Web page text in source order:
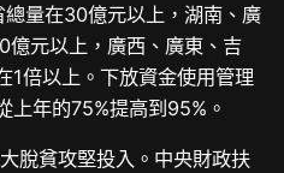
量在30億元以上，湖南、廣
億元以上，廣西、廣東、吉
1倍以上。下放資金使用管理
上年的75%提高到95%。
脫貧攻堅投入。中央財政扶